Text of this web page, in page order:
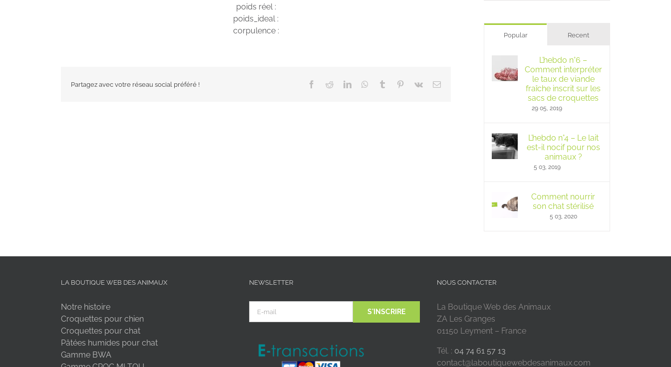
poids réel :
poids_ideal :
corpulence :
Partagez avec votre réseau social préféré ! Facebook
RedditLinkedInWhatsApp
Tumblr Pinterest
Vk Email
Popular Recent
L’hebdo n°6 –
Comment interpréter
le taux de viande
fraîche inscrit sur les
sacs de croquettes
29 05, 2019
L’hebdo n°4 – Le lait
est-il nocif pour nos
animaux ?
5 03, 2019
Comment nourrir
son chat stérilisé
5 03, 2020
LA BOUTIQUE WEB DES ANIMAUX
Notre histoire
Croquettes pour chien
Croquettes pour chat
Pâtées humides pour chat
Gamme BWA
NEWSLETTER NOUS CONTACTER
La Boutique Web des Animaux
ZA Les Granges
01150 Leyment – France
Tél. : 04 74 61 57 13
contact@laboutiquewebdesanimaux.com